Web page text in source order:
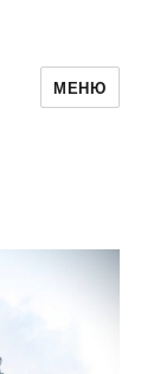
МЕНЮ